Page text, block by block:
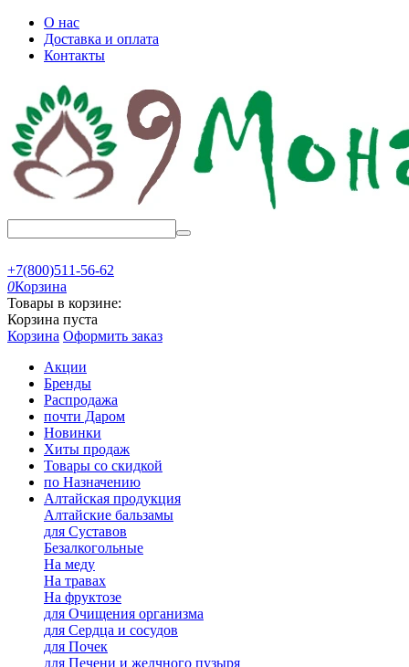
О нас
Доставка и оплата
Контакты
+7(800)511-56-62
0Корзина
Товары в корзине:
Корзина пуста
Корзина Оформить заказ
Акции
Бренды
Распродажа
почти Даром
Новинки
Хиты продаж
Товары со скидкой
по Назначению
Алтайская продукция
Алтайские бальзамы
для Суставов
Безалкогольные
На меду
На травах
На фруктозе
для Очищения организма
для Сердца и сосудов
для Почек
для Печени и желчного пузыря